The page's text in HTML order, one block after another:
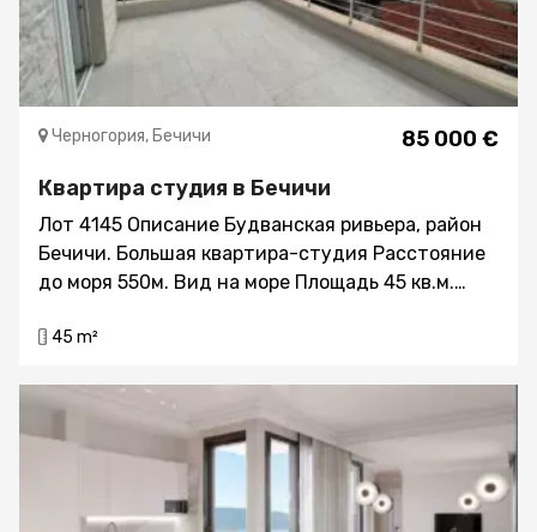
85 000 €
Черногория, Бечичи
Квартира студия в Бечичи
Лот 4145 Описание Будванская ривьера, район
Бечичи. Большая квартира-студия Расстояние
до моря 550м. Вид на море Площадь 45 кв.м.
Квартира продаётся без мебели Мы оказываем
как обычной, так и эксклюзивной Структура : -
прихожая, гостиная с кухней и обеденной
зоной, санузел с душевой кабиной и туалетом,
большая терраса с видом на море Район очень
популярен у туристов со всей Европы. Мы
45 m²